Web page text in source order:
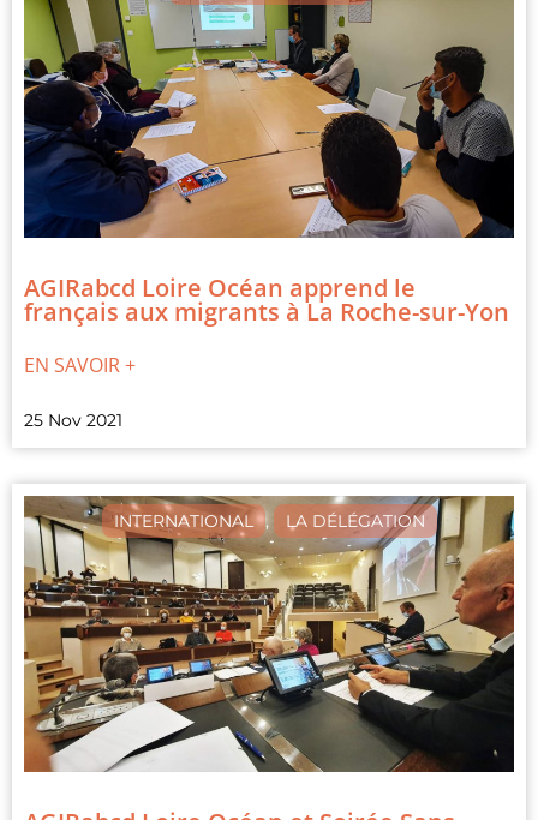
AGIRabcd Loire Océan apprend le
français aux migrants à La Roche-sur-Yon
EN SAVOIR +
25 Nov 2021
INTERNATIONAL , LA DÉLÉGATION